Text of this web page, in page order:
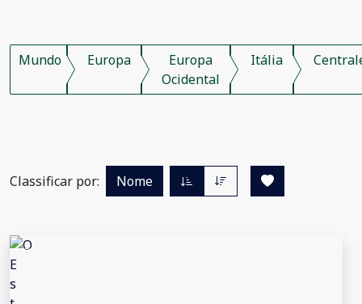
Mundo Europa
Europa
Ocidental
Itália
Classificar por: Nome